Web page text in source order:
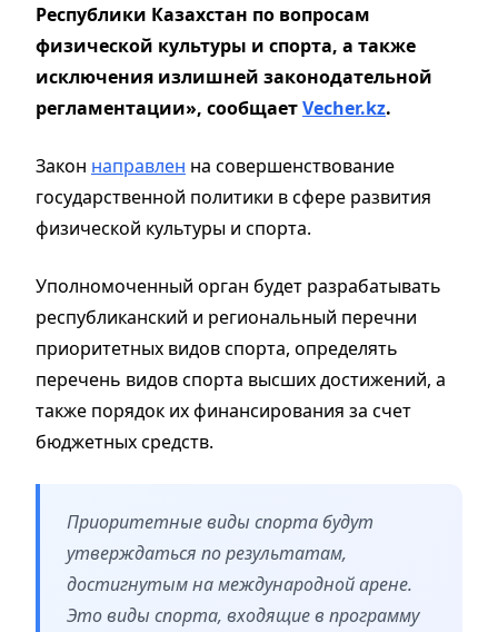
Республики Казахстан по вопросам
физической культуры и спорта, а также
исключения излишней законодательной
регламентации», сообщаетVecher.kz.
Закон направлен на совершенствование
государственной политики в сфере развития
физической культуры и спорта.
Уполномоченный орган будет разрабатывать
республиканский и региональный перечни
приоритетных видов спорта, определять
перечень видов спорта высших достижений, а
также порядок их финансирования за счет
бюджетных средств.
Приоритетные виды спорта будут
утверждаться по результатам,
достигнутым на международной арене.
Это виды спорта, входящие в программу